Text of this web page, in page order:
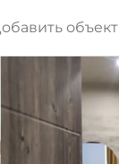
объект